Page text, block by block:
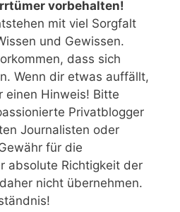
vorbehalten!
mit viel Sorgfalt
und Gewissen.
dass sich
Wenn dir etwas auffällt,
einen Hinweis! Bitte
Privatblogger
Journalisten oder
für die
absolute Richtigkeit der
nicht übernehmen.